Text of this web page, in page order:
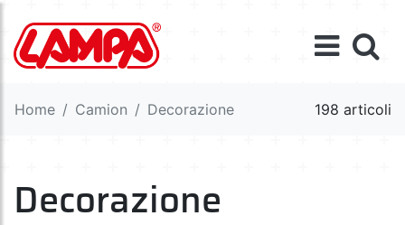
Home Camion Decorazione 198 articoli
Decorazione